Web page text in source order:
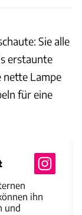
Sie alle
erstaunte
nette Lampe
für eine
ihn
und